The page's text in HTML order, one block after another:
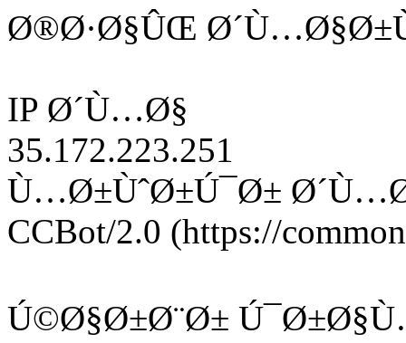
Ø®Ø·Ø§ÛŒ
IP Ø´Ù…Ø§
35.172.223.251
Ù…Ø±ÙˆØ±Ú¯Ø±
CCBot/2.0 (https://
Ú©Ø§Ø±Ø¨Ø±